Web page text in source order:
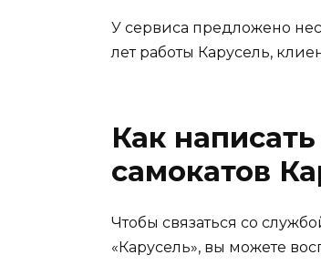
У сервиса предложено
лет работы Карусель,
Как
самокатов
Чтобы связаться со
«Карусель», вы можете